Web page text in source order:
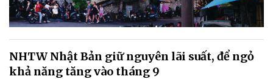
NHTW Nhật Bản giữ nguyên lãi suất, để ngỏ
khả năng tăng vào tháng 9